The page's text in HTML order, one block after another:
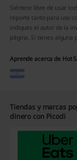
Siéntete libre de usar
reporte tanto para uso
indiques el autor de la
página. Si tienes alguna
Aprende acerca de Hot
Tiendas y marcas
dinero con Picodi